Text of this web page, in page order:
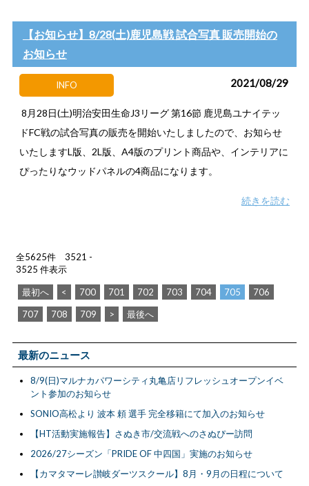
【お知らせ】8/28(土)鹿児島戦 試合写真 販売開始の
お知らせ
INFO 2021/08/29
8月28日(土)明治安田生命J3リーグ 第16節 鹿児島ユナイテッ
ドFC戦の試合写真の販売を開始いたしましたので、お知らせ
いたしますL版、2L版、A4版のプリント商品や、インテリアに
ぴったりなウッドパネルの4商品になります。
続きを読む
全5625件 3521 -
3525 件表示
最初へ < 700 701 702 703 704 705
706
707
708 709 > 最後へ
最新のニュース
8/9(日)マルナカパワーシティ丸亀店リフレッシュオープンイベ
ント参加のお知らせ
SONIO高松より 波本 頼 選手 完全移籍にて加入のお知らせ
【HT活動実施報告】さぬき市/交流戦へのさぬぴー訪問
2026/27シーズン「PRIDE OF 中四国」実施のお知らせ
【カマタマーレ讃岐ダーツスクール】8月・9月の日程について